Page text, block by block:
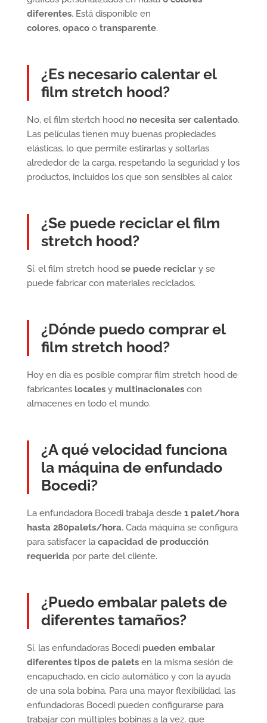
diferentes. Está disponible en
colores, opacoo transparente.
¿Es necesario calentar el
film stretch hood?
No, el film stertch hood no necesita ser calentado.
Las películas tienen muy buenas propiedades
elásticas, lo que permite estirarlas y soltarlas
alrededor de la carga, respetando la seguridad y los
productos, incluidos los que son sensibles al calor.
¿Se puede reciclar el film
stretch hood?
Sí, el film stretch hood se puede reciclary se
puede fabricar con materiales reciclados.
¿Dónde puedo comprar el
film stretch hood?
Hoy en día es posible comprar film stretch hood de
fabricantes localesy multinacionalescon
almacenes en todo el mundo.
¿A qué velocidad funciona
la máquina de enfundado
Bocedi?
La enfundadora Bocedi trabaja desde 1 palet/hora
hasta 280palets/hora. Cada máquina se configura
para satisfacer la capacidad de producción
requerida por parte del cliente.
¿Puedo embalar palets de
diferentes tamaños?
Sí, las enfundadoras Bocedi pueden embalar
diferentes tipos de paletsen la misma sesión de
encapuchado, en ciclo automático y con la ayuda
de una sola bobina. Para una mayor flexibilidad, las
enfundadoras Bocedi pueden configurarse para
trabajar con múltiples bobinas a la vez, que